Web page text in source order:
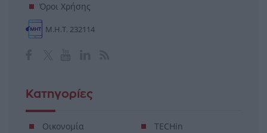
Όροι Χρήσης
Μ.Η.Τ. 232114
Κατηγορίες
Οικονομία
TECHin